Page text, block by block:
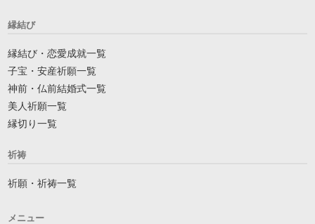
縁結び
縁結び・恋愛成就一覧
子宝・安産祈願一覧
神前・仏前結婚式一覧
美人祈願一覧
縁切り一覧
祈祷
祈願・祈祷一覧
メニュー